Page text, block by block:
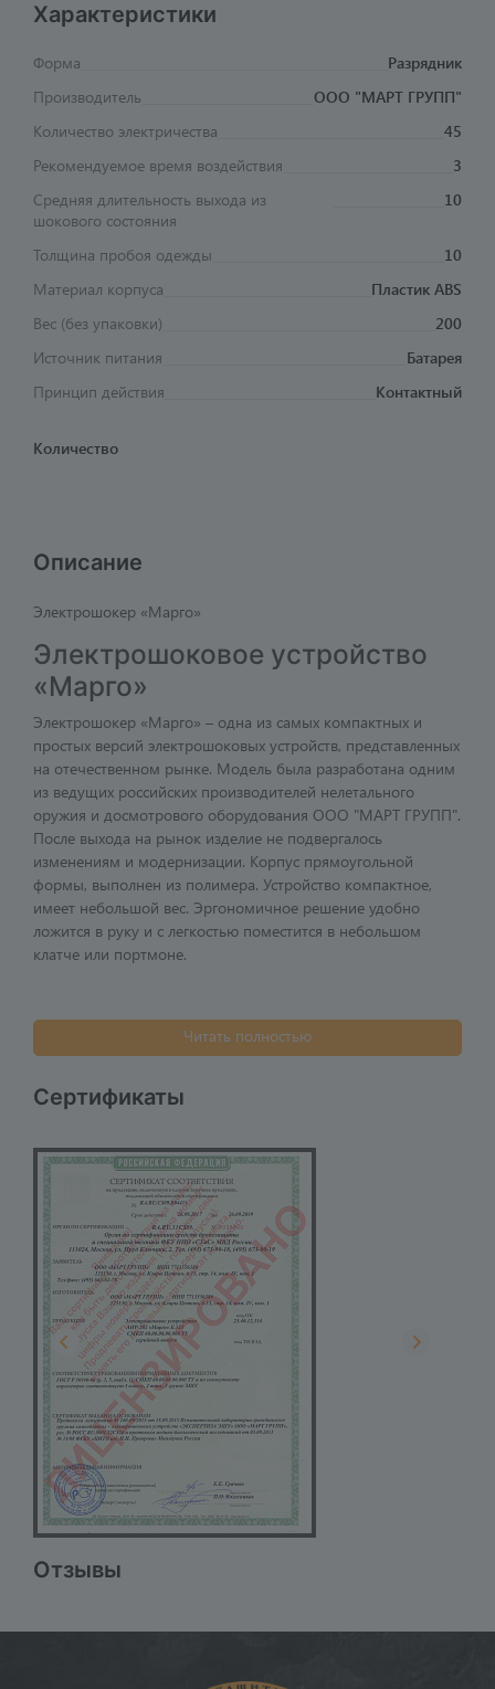
Характеристики
Форма
Разрядник
Производитель
ООО "МАРТ ГРУПП"
Количество электричества
45
Рекомендуемое время воздействия
3
Средняя длительность выхода из
шокового состояния
10
Толщина пробоя одежды
10
Материал корпуса
Пластик ABS
Вес (без упаковки)
200
Источник питания
Батарея
Принцип действия
Контактный
Количество
Описание
Электрошокер «Марго»
Электрошоковое устройство
«Марго»
Электрошокер «Марго» – одна из самых компактных и
простых версий электрошоковых устройств, представленных
на отечественном рынке. Модель была разработана одним
из ведущих российских производителей нелетального
оружия и досмотрового оборудования ООО "МАРТ ГРУПП".
После выхода на рынок изделие не подвергалось
изменениям и модернизации. Корпус прямоугольной
формы, выполнен из полимера. Устройство компактное,
имеет небольшой вес. Эргономичное решение удобно
ложится в руку и с легкостью поместится в небольшом
клатче или портмоне.
Читать полностью
Сертификаты
Отзывы